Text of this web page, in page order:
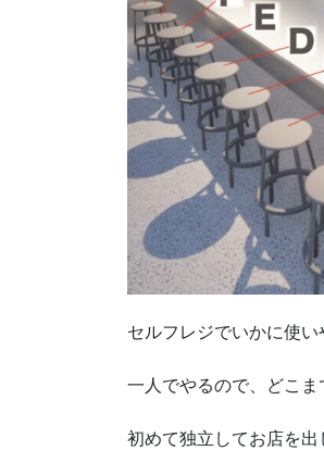
セルフレジでいかに使い
一人でやるので、どこま
初めて独立してお店を出